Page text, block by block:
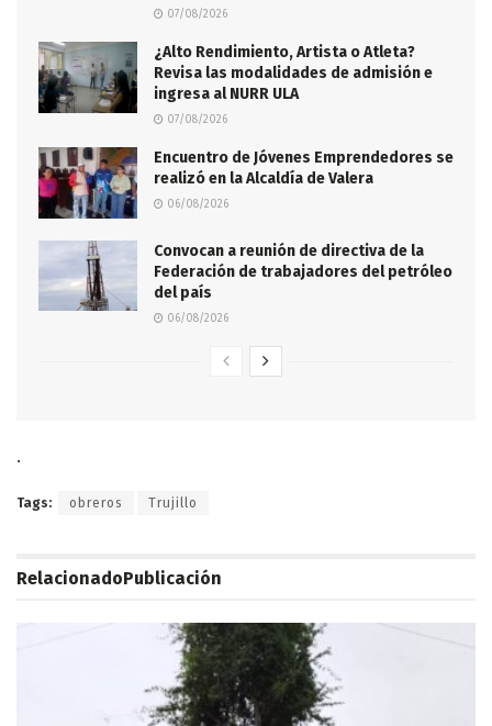
07/08/2026
¿Alto Rendimiento, Artista o Atleta?
Revisa las modalidades de admisión e
ingresa al NURR ULA
07/08/2026
Encuentro de Jóvenes Emprendedores se
realizó en la Alcaldía de Valera
06/08/2026
Convocan a reunión de directiva de la
Federación de trabajadores del petróleo
del país
06/08/2026
.
Tags: obreros Trujillo
RelacionadoPublicación